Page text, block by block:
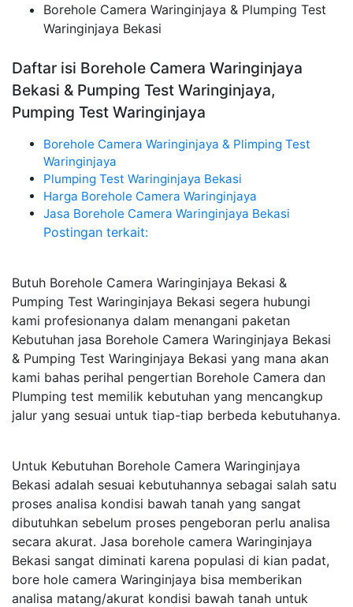
Borehole Camera Waringinjaya & Plumping Test
Waringinjaya Bekasi
Daftar isi Borehole Camera Waringinjaya
Bekasi & Pumping Test Waringinjaya,
Pumping Test Waringinjaya
Borehole Camera Waringinjaya & Plimping Test
Waringinjaya
Plumping Test Waringinjaya Bekasi
Harga Borehole Camera Waringinjaya
Jasa Borehole Camera Waringinjaya Bekasi
Postingan terkait:
Butuh Borehole Camera Waringinjaya Bekasi &
Pumping Test Waringinjaya Bekasi segera hubungi
kami profesionanya dalam menangani paketan
Kebutuhan jasa Borehole Camera Waringinjaya Bekasi
& Pumping Test Waringinjaya Bekasi yang mana akan
kami bahas perihal pengertian Borehole Camera dan
Plumping test memilik kebutuhan yang mencangkup
jalur yang sesuai untuk tiap-tiap berbeda kebutuhanya.
Untuk Kebutuhan Borehole Camera Waringinjaya
Bekasi adalah sesuai kebutuhannya sebagai salah satu
proses analisa kondisi bawah tanah yang sangat
dibutuhkan sebelum proses pengeboran perlu analisa
secara akurat. Jasa borehole camera Waringinjaya
Bekasi sangat diminati karena populasi di kian padat,
bore hole camera Waringinjaya bisa memberikan
analisa matang/akurat kondisi bawah tanah untuk